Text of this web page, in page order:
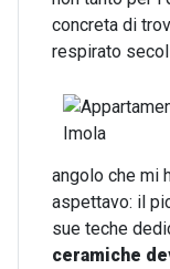
concreta di
respirato
angolo che mi
aspettavo: il
sue teche
ceramiche